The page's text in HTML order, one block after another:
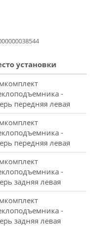
установки
-
передняя левая
-
передняя левая
-
задняя левая
-
задняя левая